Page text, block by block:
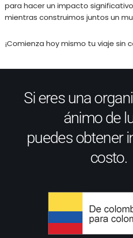
para hacer un impacto
mientras construimos juntos un
¡Comienza hoy mismo tu viaje sin
Si eres una
ánimo de
puedes obtener
costo.